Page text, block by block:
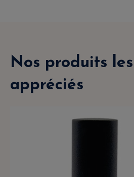
Nos produits
appréciés